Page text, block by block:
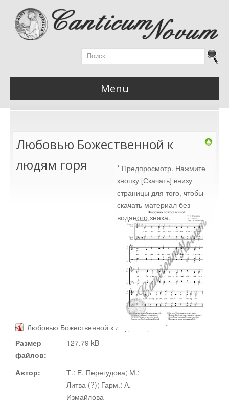
Menu
Ноты
Адвент
Рождество
Любовью Божественной к
людям горя
* Предпросмотр. Нажмите
кнопку [Скачать] внизу
страницы для того, чтобы
скачать материал без
водяного знака.
Любовью Божественной к людям горя
Размер
файлов:
127.79 kB
Автор:
Т.: Е. Перегудова; М.:
Литва (?); Гарм.: А.
Измайлова